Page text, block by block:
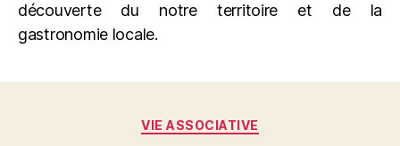
découverte du notre territoire et de la
gastronomie locale.
Catégories
VIE ASSOCIATIVE